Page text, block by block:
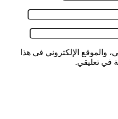
والموقع الإلكتروني في هذا
في تعليقي.